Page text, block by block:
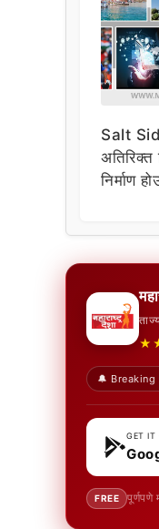
Salt
निर्माण
🔔 Breaking
GET IT
FREE